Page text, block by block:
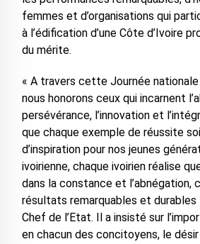
femmes et d’organisations qui
à l’édification d’une Côte d’Ivoire
du mérite.
« A travers cette Journée nationale
nous honorons ceux qui incarnent
persévérance, l’innovation et
que chaque exemple de réussite
d’inspiration pour nos jeunes
ivoirienne, chaque ivoirien réalise
dans la constance et l’abnégation,
résultats remarquables et durables
Chef de l’Etat. Il a insisté sur
en chacun des concitoyens, le